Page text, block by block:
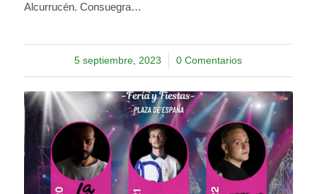
Alcurrucén. Consuegra…
5 septiembre, 2023
/ 0 Comentarios